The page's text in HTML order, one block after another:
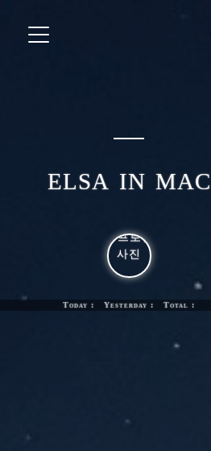
elsa in mac
Today : Yesterday : Total :